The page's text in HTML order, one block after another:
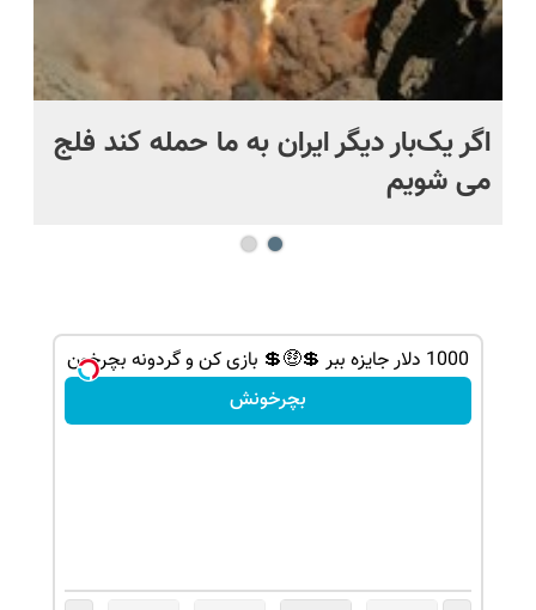
اگر یک‌بار دیگر ایران به ما حمله کند فلج
می شویم
1000 دلار جایزه ببر 💲🤑💲 بازی کن و گردونه بچرخون
بچرخونش